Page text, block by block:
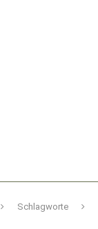
Schlagworte